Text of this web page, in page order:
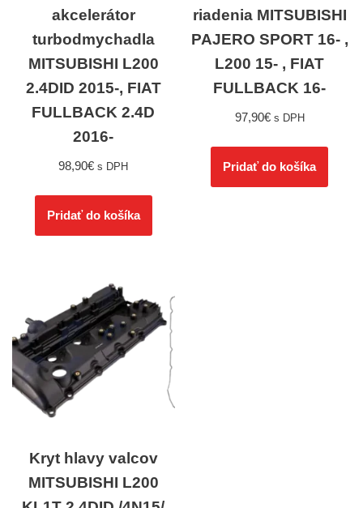
akcelerátor
turbodmychadla
MITSUBISHI L200
2.4DID 2015-, FIAT
FULLBACK 2.4D
2016-
98,90€ s DPH
Pridať do košíka
riadenia MITSUBISHI
PAJERO SPORT 16- ,
L200 15- , FIAT
FULLBACK 16-
97,90€ s DPH
Pridať do košíka
Kryt hlavy valcov
MITSUBISHI L200